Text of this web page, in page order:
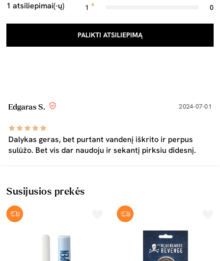
1 atsiliepimai(-ų)
1
0
PALIKTI ATSILIEPIMĄ
Edgaras S. 2024-07-01
Dalykas geras, bet purtant vandenį iškrito ir perpus
sulūžo. Bet vis dar naudoju ir sekantį pirksiu didesnį.
Susijusios prekės